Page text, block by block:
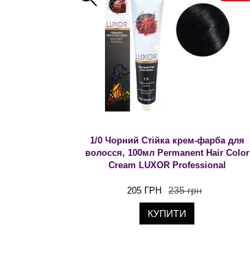
1/0 Чорний Стійка крем-фарба для
волосся, 100мл Permanent Hair Color
Cream LUXOR Professional
205 ГРН 235 грн
КУПИТИ